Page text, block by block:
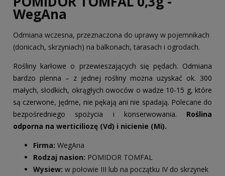
WegAna
Odmiana wczesna, przeznaczona do uprawy w pojemnikach
(donicach, skrzyniach) na balkonach, tarasach i ogrodach.
Rośliny karłowe o przewieszających się pędach. Odmiana
bardzo plenna – z jednej rośliny można uzyskać ok. 300
małych, słodkich, okrągłych owoców o wadze 10-15 g, które
są czerwone, jędrne, nie pękają ani nie spadają. Polecane do
bezpośredniego spożycia i konserwowania. Roślina
odporna na werticiliozę (Vd) i nicienie (Mi).
Firma: WegAna
Rodzaj nasion: POMIDOR TOMFAL
Wysiew: w połowie III lub na początku IV do skrzynek